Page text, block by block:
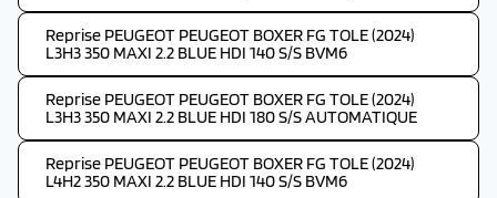
Reprise PEUGEOT PEUGEOT BOXER FG TOLE (2024)
L3H3 350 MAXI 2.2 BLUE HDI 140 S/S BVM6
Reprise PEUGEOT PEUGEOT BOXER FG TOLE (2024)
L3H3 350 MAXI 2.2 BLUE HDI 180 S/S AUTOMATIQUE
Reprise PEUGEOT PEUGEOT BOXER FG TOLE (2024)
L4H2 350 MAXI 2.2 BLUE HDI 140 S/S BVM6